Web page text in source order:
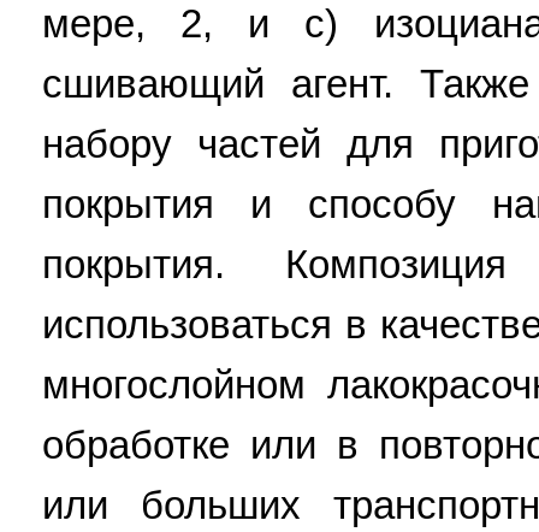
мере, 2, и с)
сшивающий агент. Также
набору частей для
покрытия и способу
покрытия.
использоваться в
многослойном
обработке или в
или больших